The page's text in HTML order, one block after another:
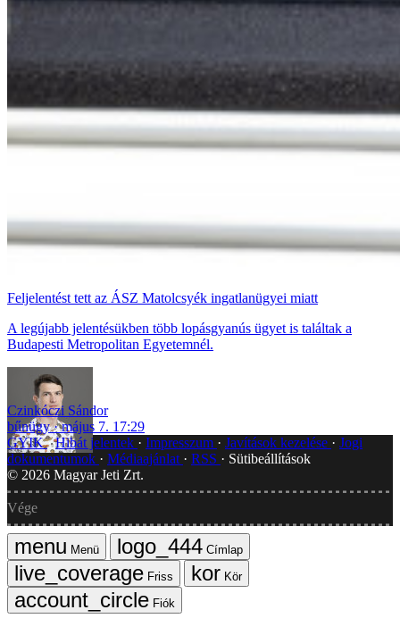
Feljelentést tett az ÁSZ Matolcsyék ingatlanügyei miatt
A legújabb jelentésükben több lopásgyanús ügyet is találtak a
Budapesti Metropolitan Egyetemnél.
Czinkóczi Sándor
bűnügy
május 7. 17:29
GYIK Hibát jelentek Impresszum Javítások kezelése
Jogi
dokumentumok
Médiaajánlat RSS
Sütibeállítások
© 2026 Magyar Jeti Zrt.
Vége
Menü
Címlap
Friss
Kör
Fiók